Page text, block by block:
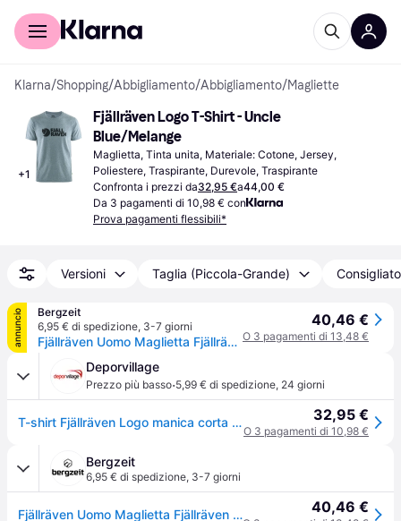
Per il tuo shopping
Klarna/Shopping/Abbigliamento/Abbigliamento/Magliette
+1
Fjällräven Logo T-Shirt - Uncle
Blue/Melange
Maglietta, Tinta unita, Materiale: Cotone, Jersey,
Poliestere, Traspirante, Durevole, Traspirante
Confronta i prezzi da32,95 €a44,00 €
Da 3 pagamenti di 10,98 € con
Prova pagamenti flessibili*
Versioni Taglia (Piccola-Grande) Consigliato
annuncio
Bergzeit
6,95 € di spedizione, 3-7 giorni
Fjällräven Uomo Maglietta Fjällräven con logo - Blu
40,46 €
O 3 pagamenti di 13,48 €
Deporvillage
Prezzo più basso·5,99 € di spedizione, 24 giorni
T-shirt Fjällräven Logo manica corta blu - XL - Blue 32,95 €
O 3 pagamenti di 10,98 €
Bergzeit
6,95 € di spedizione, 3-7 giorni
Fjällräven Uomo Maglietta Fjällräven con logo - Blu 40,46 €